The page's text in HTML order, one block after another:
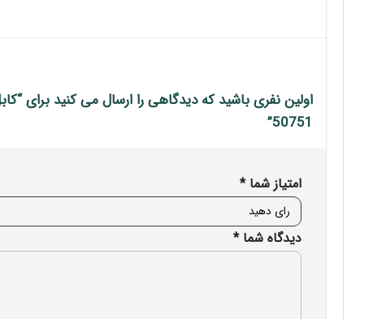
50751”
امتیاز شما*
دیدگاه شما*